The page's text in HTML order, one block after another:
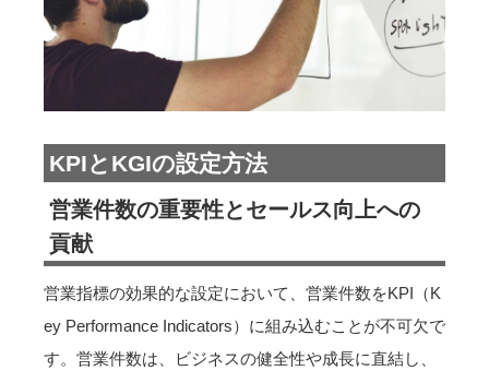
KPIとKGIの設定方法
営業件数の重要性とセールス向上への
貢献
営業指標の効果的な設定において、営業件数をKPI（K
ey Performance Indicators）に組み込むことが不可欠で
す。営業件数は、ビジネスの健全性や成長に直結し、